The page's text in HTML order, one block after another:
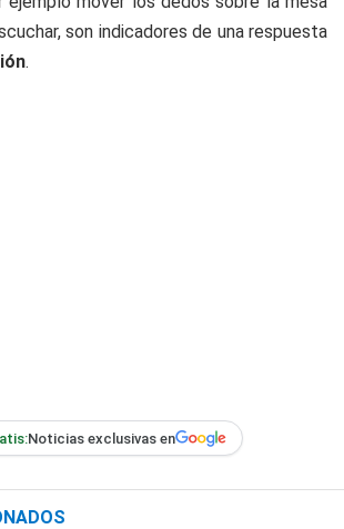
son indicadores de una respuesta
.
Noticias exclusivas en